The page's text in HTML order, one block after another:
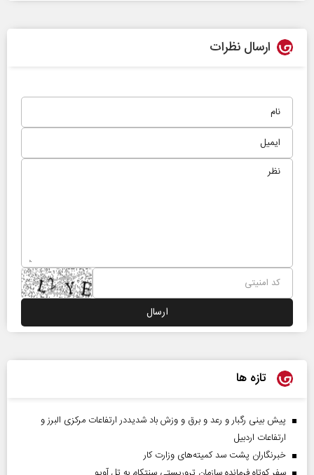
ارسال نظرات
تازه ها
پیش بینی رگبار و رعد و برق و وزش باد شدیددر ارتفاعات مرکزی البرز و
ارتفاعات اردبیل
خبرنگاران پشت سد کمیته‌های وزارت کار